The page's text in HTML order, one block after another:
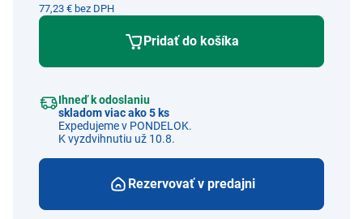
77,23 € bez DPH
Pridať do košíka
Ihneď k odoslaniu
skladom viac ako 5 ks
Expedujeme v PONDELOK.
K vyzdvihnutiu už 10.8.
Rezervovať v predajni